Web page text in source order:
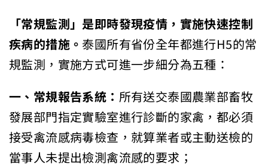
「常規監測」是即時發現疫情，實施快速控制
疾病的措施。泰國所有省份全年都進行H5的常
規監測，實施方式可進一步細分為五種：
一、常規報告系統：所有送交泰國農業部畜牧
發展部門指定實驗室進行診斷的家禽，都必須
接受禽流感病毒檢查，就算業者或主動送檢的